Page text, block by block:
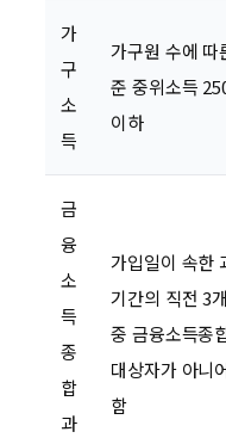
가
구
소
득
가구원 수에 따
준 중위소득
이하
금
융
소
득
종
합
과
가입일이 속한
기간의 직전 3
중 금융소득종
대상자가 아니
함